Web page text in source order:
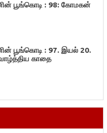
பூங்கொடி : 98: கோமகன்
பூங்கொடி : 97. இயல் 20.
வாழ்த்திய காதை